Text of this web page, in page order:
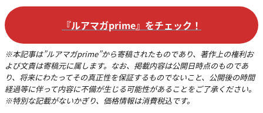
『ルアマガprime』をチェック！
※本記事は”ルアマガprime”から寄稿されたものであり、著作上の権利お
よび文責は寄稿元に属します。なお、掲載内容は公開日時点のものであ
り、将来にわたってその真正性を保証するものでないこと、公開後の時間
経過等に伴って内容に不備が生じる可能性があることをご了承ください。
※特別な記載がないかぎり、価格情報は消費税込です。